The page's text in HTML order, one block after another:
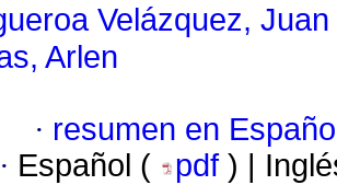
Velázquez,
Arlen
· resumen en
· Español ( pdf ) |